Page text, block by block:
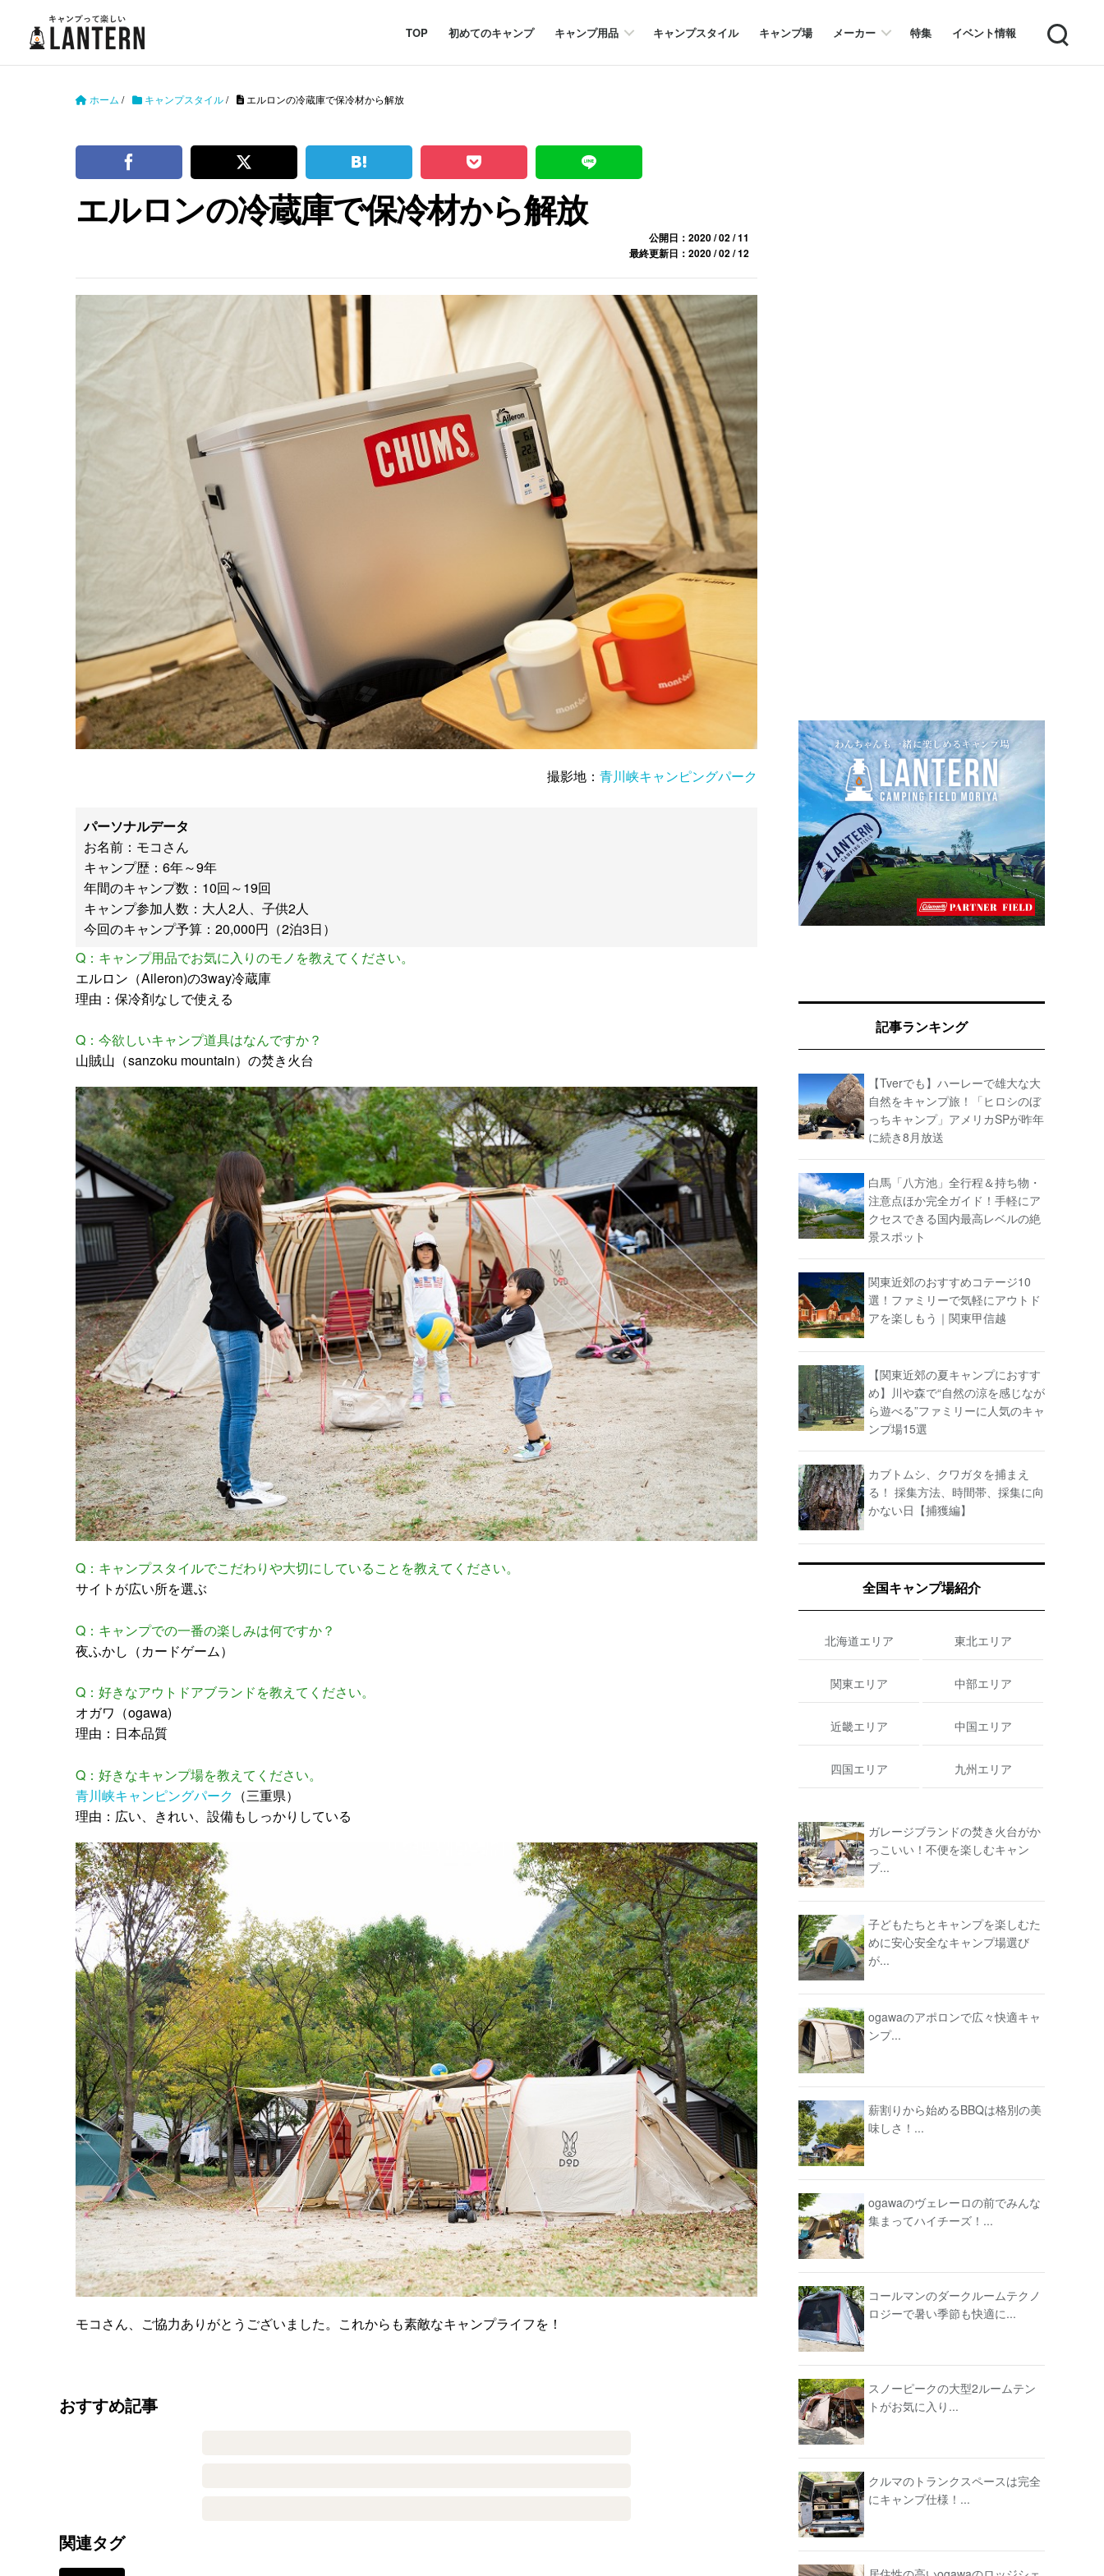
TOP 初めてのキャンプ キャンプ用品 キャンプスタイル キャンプ場 メーカー 特集 イベント情報 Search
ホーム / キャンプスタイル/ エルロンの冷蔵庫で保冷材から解放
エルロンの冷蔵庫で保冷材から解放
公開日：2020 / 02 / 11
最終更新日：2020 / 02 / 12
撮影地： 青川峡キャンピングパーク
パーソナルデータ
お名前：モコさん
キャンプ歴：6年～9年
年間のキャンプ数：10回～19回
キャンプ参加人数：大人2人、子供2人
今回のキャンプ予算：20,000円（2泊3日）
Q：キャンプ用品でお気に入りのモノを教えてください。
エルロン（Aileron)の3way冷蔵庫
理由：保冷剤なしで使える
Q：今欲しいキャンプ道具はなんですか？
山賊山（sanzoku mountain）の焚き火台
Q：キャンプスタイルでこだわりや大切にしていることを教えてください。
サイトが広い所を選ぶ
Q：キャンプでの一番の楽しみは何ですか？
夜ふかし（カードゲーム）
Q：好きなアウトドアブランドを教えてください。
オガワ（ogawa)
理由：日本品質
Q：好きなキャンプ場を教えてください。
青川峡キャンピングパーク （三重県）
理由：広い、きれい、設備もしっかりしている
モコさん、ご協力ありがとうございました。これからも素敵なキャンプライフを！
おすすめ記事
関連タグ
記事ランキング
【Tverでも】ハーレーで雄大な大
自然をキャンプ旅！「ヒロシのぼ
っちキャンプ」アメリカSPが昨年
に続き8月放送
白馬「八方池」全行程＆持ち物・
注意点ほか完全ガイド！手軽にア
クセスできる国内最高レベルの絶
景スポット
関東近郊のおすすめコテージ10
選！ファミリーで気軽にアウトド
アを楽しもう｜関東甲信越
【関東近郊の夏キャンプにおすす
め】川や森で“自然の涼を感じなが
ら遊べる”ファミリーに人気のキャ
ンプ場15選
カブトムシ、クワガタを捕まえ
る！ 採集方法、時間帯、採集に向
かない日【捕獲編】
全国キャンプ場紹介
北海道エリア 東北エリア
関東エリア 中部エリア
近畿エリア 中国エリア
四国エリア 九州エリア
ガレージブランドの焚き火台がか
っこいい！不便を楽しむキャン
プ...
子どもたちとキャンプを楽しむた
めに安心安全なキャンプ場選び
が...
ogawaのアポロンで広々快適キャ
ンプ...
薪割りから始めるBBQは格別の美
味しさ！...
ogawaのヴェレーロの前でみんな
集まってハイチーズ！...
コールマンのダークルームテクノ
ロジーで暑い季節も快適に...
スノーピークの大型2ルームテン
トがお気に入り...
クルマのトランクスペースは完全
にキャンプ仕様！...